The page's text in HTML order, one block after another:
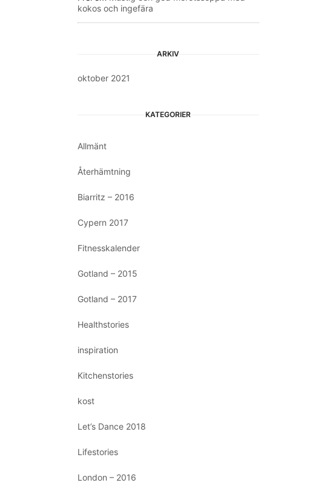
kokos och ingefära
ARKIV
oktober 2021
KATEGORIER
Allmänt
Återhämtning
Biarritz – 2016
Cypern 2017
Fitnesskalender
Gotland – 2015
Gotland – 2017
Healthstories
inspiration
Kitchenstories
kost
Let’s Dance 2018
Lifestories
London – 2016